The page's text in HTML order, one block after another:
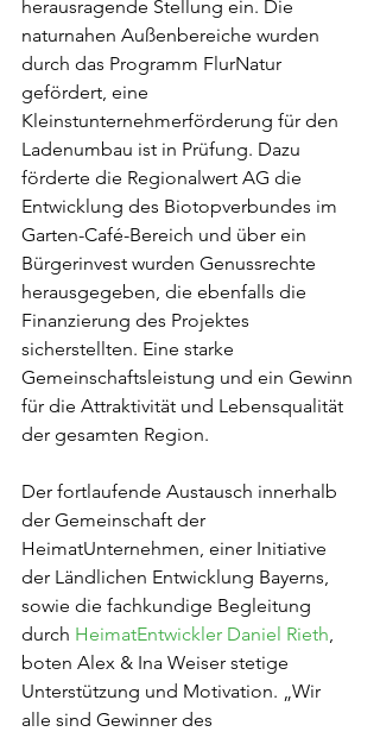
herausragende Stellung ein. Die
naturnahen Außenbereiche wurden
durch das Programm FlurNatur
gefördert, eine
Kleinstunternehmerförderung für den
Ladenumbau ist in Prüfung. Dazu
förderte die Regionalwert AG die
Entwicklung des Biotopverbundes im
Garten-Café-Bereich und über ein
Bürgerinvest wurden Genussrechte
herausgegeben, die ebenfalls die
Finanzierung des Projektes
sicherstellten. Eine starke
Gemeinschaftsleistung und ein Gewinn
für die Attraktivität und Lebensqualität
der gesamten Region.
Der fortlaufende Austausch innerhalb
der Gemeinschaft der
HeimatUnternehmen, einer Initiative
der Ländlichen Entwicklung Bayerns,
sowie die fachkundige Begleitung
durch HeimatEntwickler Daniel Rieth,
boten Alex & Ina Weiser stetige
Unterstützung und Motivation. „Wir
alle sind Gewinner des